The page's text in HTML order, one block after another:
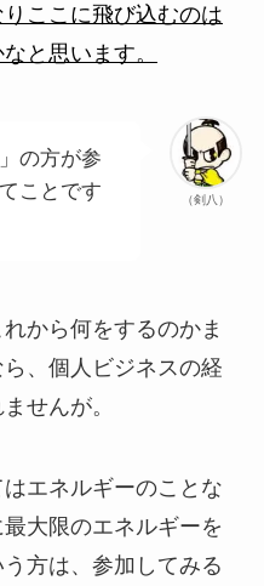
ここに飛び込むのは
と思います。
（剣八）
の方が参
ことです
から何をするのかま
、個人ビジネスの経
せんが。
エネルギーのことな
大限のエネルギーを
方は、参加してみる